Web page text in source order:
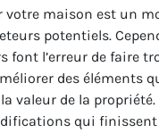
votre maison est un
potentiels.
font l’erreur de faire
des éléments
valeur de la
qui